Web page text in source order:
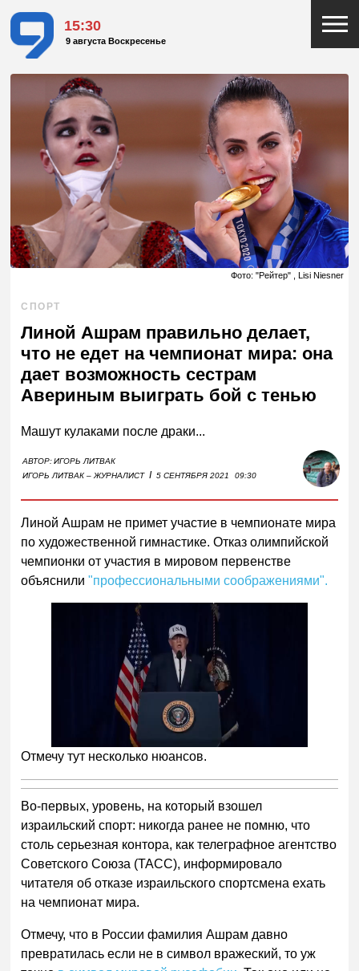
15:30
9 августа Воскресенье
Фото: "Рейтер" , Lisi Niesner
СПОРТ
Линой Ашрам правильно делает,
что не едет на чемпионат мира: она
дает возможность сестрам
Авериным выиграть бой с тенью
Машут кулаками после драки...
АВТОР:ИГОРЬ ЛИТВАК
ИГОРЬ ЛИТВАК – ЖУРНАЛИСТ I 5 СЕНТЯБРЯ 2021 09:30
Линой Ашрам не примет участие в чемпионате мира
по художественной гимнастике. Отказ олимпийской
чемпионки от участия в мировом первенстве
объяснили"профессиональными соображениями".
Отмечу тут несколько нюансов.
Во-первых, уровень, на который взошел
израильский спорт: никогда ранее не помню, что
столь серьезная контора, как телеграфное агентство
Советского Союза (ТАСС), информировало
читателя об отказе израильского спортсмена ехать
на чемпионат мира.
Отмечу, что в России фамилия Ашрам давно
превратилась если не в символ вражеский, то уж